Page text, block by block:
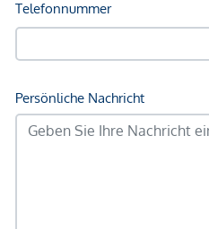
Bank <250m
Post <250m
Verkehr
Bus <250m